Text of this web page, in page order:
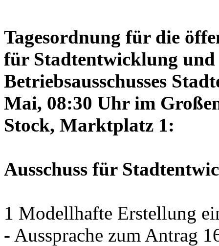
Tagesordnung für die
für Stadtentwicklung und
Betriebsausschusses
Mai, 08:30 Uhr im
Stock, Marktplatz 1:
Ausschuss für
1 Modellhafte Erstellung
- Aussprache zum Antrag